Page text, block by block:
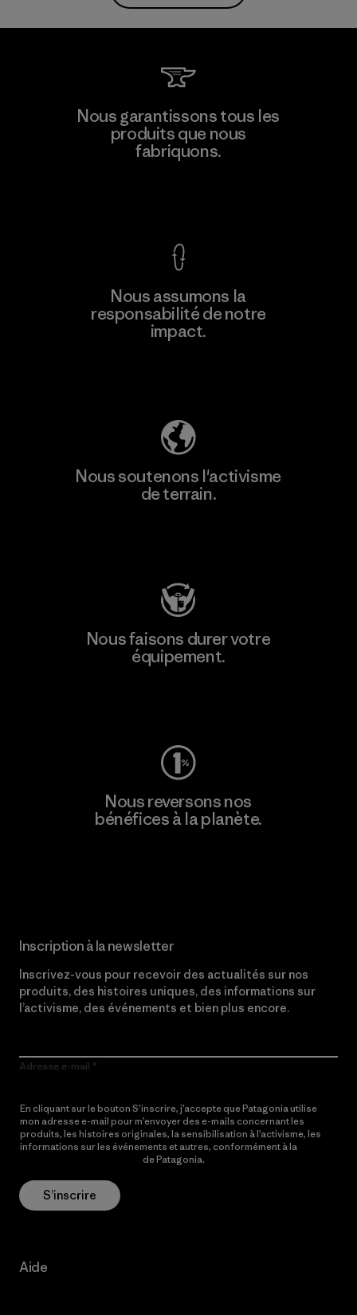
Nous garantissons tous les
produits que nous
fabriquons.
Nous assumons la
responsabilité de notre
impact.
Nous soutenons l'activisme
de terrain.
Nous faisons durer votre
équipement.
Nous reversons nos
bénéfices à la planète.
Inscription à la newsletter
Inscrivez-vous pour recevoir des actualités sur nos
produits, des histoires uniques, des informations sur
l’activisme, des événements et bien plus encore.
Adresse e-mail
En cliquant sur le bouton S’inscrire, j’accepte que Patagonia utilise
mon adresse e-mail pour m’envoyer des e-mails concernant les
produits, les histoires originales, la sensibilisation à l’activisme, les
informations sur les événements et autres, conformément à la
de Patagonia.
S’inscrire
Aide